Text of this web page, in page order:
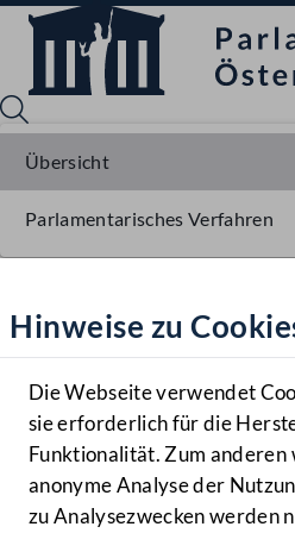
Hilfe
Benutzer
Navigationsmenü
MENÜ
Hinweise zu
Die Webseite verwendet
sie erforderlich für die
Funktionalität. Zum anderen
anonyme Analyse der
zu Analysezwecken werden
Übersicht
Parlamentarisches Verfahren